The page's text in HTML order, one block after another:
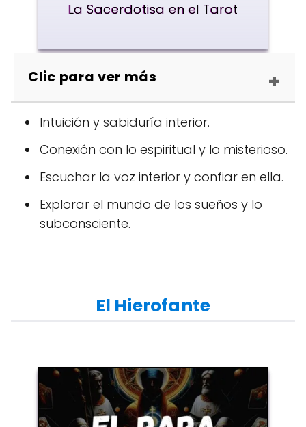
La Sacerdotisa en el Tarot
Clic para ver más
Intuición y sabiduría interior.
Conexión con lo espiritual y lo misterioso.
Escuchar la voz interior y confiar en ella.
Explorar el mundo de los sueños y lo
subconsciente.
El Hierofante